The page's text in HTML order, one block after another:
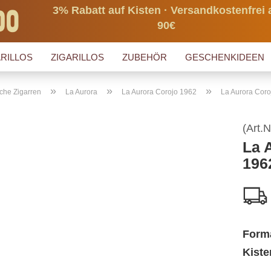
3% Rabatt auf Kisten · Versandkostenfrei
90€
ZIGARILLOS ZUBEHÖR GESCHENKIDEEN
Zigarren » La Aurora » La Aurora Corojo 1962 » La Aurora
La